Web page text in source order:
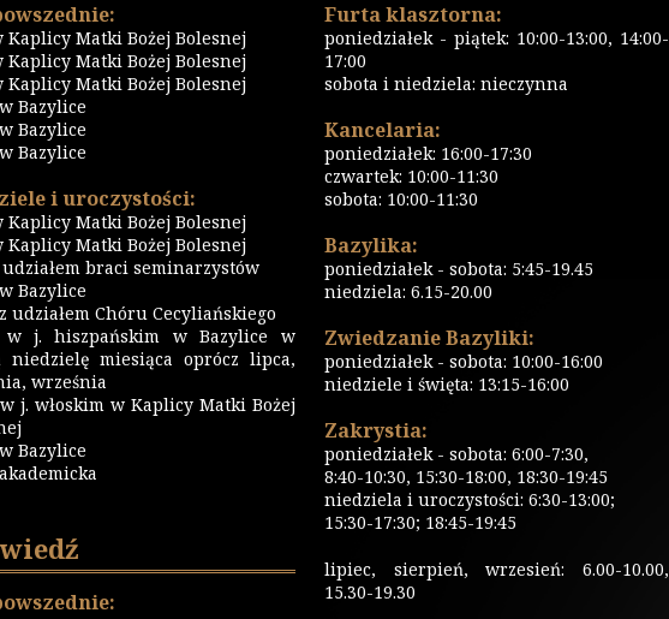
Kaplicy Matki Bożej Bolesnej
Kaplicy Matki Bożej Bolesnej
Kaplicy Matki Bożej Bolesnej
w Bazylice
w Bazylice
w Bazylice
i uroczystości:
Kaplicy Matki Bożej Bolesnej
Kaplicy Matki Bożej Bolesnej
udziałem braci seminarzystów
w Bazylice
z udziałem Chóru Cecyliańskiego
w j. hiszpańskim w Bazylice w
niedzielę miesiąca oprócz lipca,
września
w j. włoskim w Kaplicy Matki Bożej
w Bazylice
akademicka
Furta klasztorna:
poniedziałek - piątek: 10:00-13:00, 14:00-
17:00
sobota i niedziela: nieczynna
Kancelaria:
poniedziałek: 16:00-17:30
czwartek: 10:00-11:30
sobota: 10:00-11:30
Bazylika:
poniedziałek - sobota: 5:45-19.45
niedziela: 6.15-20.00
Zwiedzanie Bazyliki:
poniedziałek - sobota: 10:00-16:00
niedziele i święta: 13:15-16:00
Zakrystia:
poniedziałek - sobota: 6:00-7:30,
8:40-10:30, 15:30-18:00, 18:30-19:45
niedziela i uroczystości: 6:30-13:00;
15:30-17:30; 18:45-19:45
lipiec, sierpień, wrzesień: 6.00-10.00,
15.30-19.30